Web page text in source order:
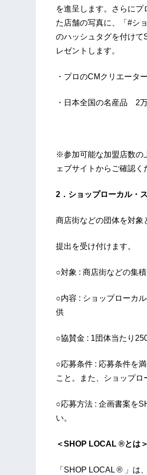
を進呈します。さらに
た店舗の写真に、「#シ
のハッシュタグを付けて
レゼントします。
・プロのCMクリエータ
・日本全国の名産品 2
※参加可能な加盟店数の
ェブサイトからご確認く
2．ショップローカル・
商店街などの団体を対象
提出を受け付けます。
○対象 : 商店街などの集
○内容 : ショップローカ
供
○協賛金 : 1団体当たり
○応募条件 : 応募条件を
こと。また、ショップロ
○応募方法 : 企画書案を
い。
＜SHOP LOCAL ®とは＞
「SHOP LOCAL ® 」は